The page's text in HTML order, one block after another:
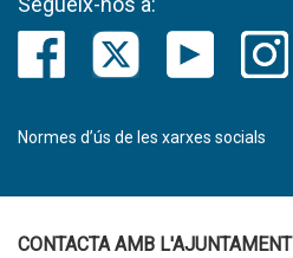
Normes d’ús de les xarxes socials
CONTACTA AMB L'AJUNTAMENT